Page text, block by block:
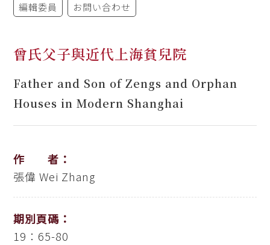
編輯委員 お問い合わせ
曾氏父子與近代上海貧兒院
Father and Son of Zengs and Orphan
Houses in Modern Shanghai
作 者：
張偉 Wei Zhang
期別頁碼：
19：65-80